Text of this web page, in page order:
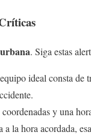
. Siga estas
ideal consta de
y una
la hora acordada,